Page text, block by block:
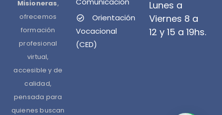
Misioneras,
ofrecemos
formación
profesional
virtual,
accesible y de
calidad,
pensada para
quienes buscan
Orientación
Vocacional
(CED)
Lunes a
Viernes 8 a
12 y 15 a 19hs.